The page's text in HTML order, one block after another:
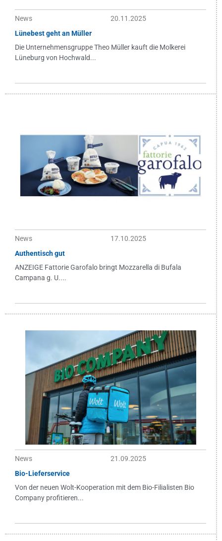
News
20.11.2025
Lünebest geht an Müller
Die Unternehmensgruppe Theo Müller kauft die Molkerei
Lüneburg von Hochwald...
News
17.10.2025
Authentisch gut
ANZEIGE Fattorie Garofalo bringt Mozzarella di Bufala
Campana g. U....
News
21.09.2025
Bio-Lieferservice
Von der neuen Wolt-Kooperation mit dem Bio-Filialisten Bio
Company profitieren...